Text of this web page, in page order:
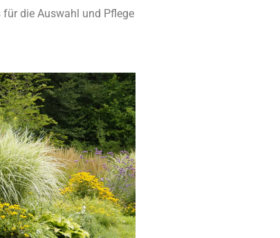
die Auswahl und Pflege